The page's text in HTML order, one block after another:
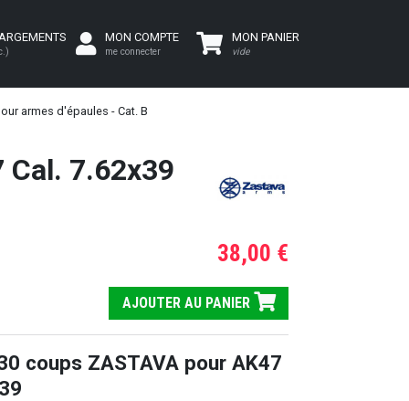
MON COMPTE
me connecter
MON PANIER
vide
armes d'épaules - Cat. B
Cal. 7.62x39
38,00 €
AJOUTER AU PANIER
coups ZASTAVA pour AK47